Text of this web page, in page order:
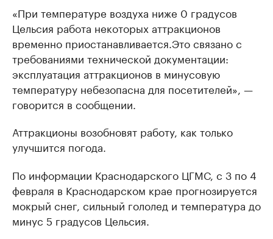
«При температуре воздуха ниже 0 градусов
Цельсия работа некоторых аттракционов
временно приостанавливается.Это связано с
требованиями технической документации:
эксплуатация аттракционов в минусовую
температуру небезопасна для посетителей», —
говорится в сообщении.
Аттракционы возобновят работу, как только
улучшится погода.
По информации Краснодарского ЦГМС, с 3 по 4
февраля в Краснодарском крае прогнозируется
мокрый снег, сильный гололед и температура до
минус 5 градусов Цельсия.